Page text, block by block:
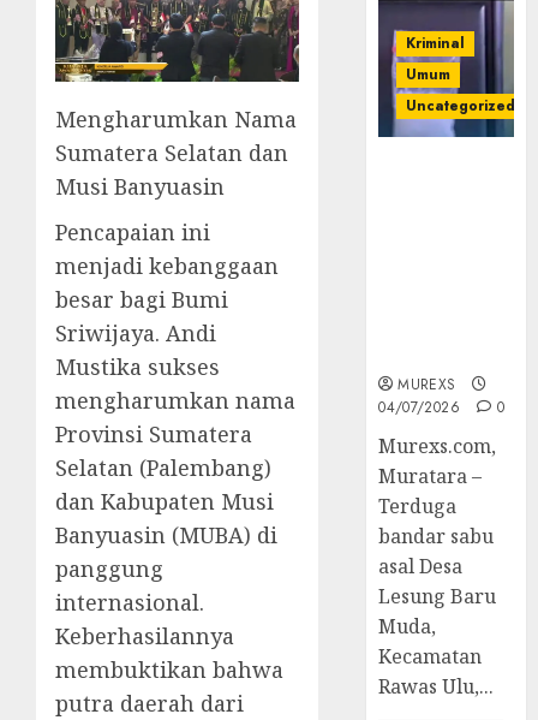
Mengharumkan Nama
Sumatera Selatan dan
Musi Banyuasin
Pencapaian ini
menjadi kebanggaan
besar bagi Bumi
Sriwijaya. Andi
Mustika sukses
mengharumkan nama
Provinsi Sumatera
Selatan (Palembang)
dan Kabupaten Musi
Banyuasin (MUBA) di
panggung
internasional.
Keberhasilannya
membuktikan bahwa
putra daerah dari
Kriminal
Umum
Uncategorized
MUREXS
04/07/2026
0
Murexs.com,
Muratara –
Terduga
bandar sabu
asal Desa
Lesung Baru
Muda,
Kecamatan
Rawas Ulu,...